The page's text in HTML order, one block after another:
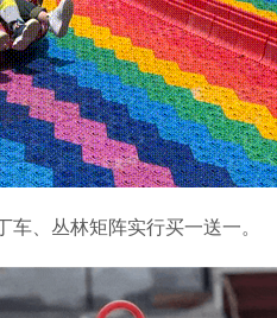
、丛林矩阵实行买一送一。